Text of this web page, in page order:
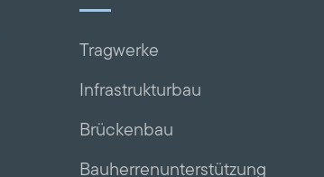
Tragwerke
Infrastrukturbau
Brückenbau
Bauherrenunterstützung